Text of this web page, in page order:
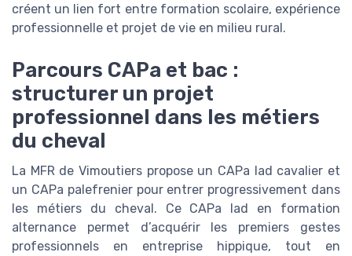
créent un lien fort entre formation scolaire, expérience
professionnelle et projet de vie en milieu rural.
Parcours CAPa et bac :
structurer un projet
professionnel dans les métiers
du cheval
La MFR de Vimoutiers propose un CAPa lad cavalier et
un CAPa palefrenier pour entrer progressivement dans
les métiers du cheval. Ce CAPa lad en formation
alternance permet d’acquérir les premiers gestes
professionnels en entreprise hippique, tout en